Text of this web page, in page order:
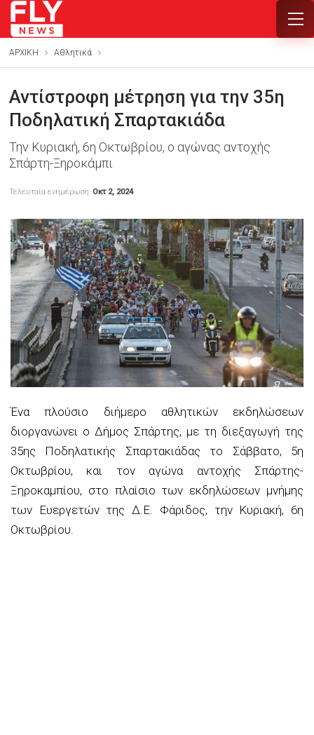
ΑΡΧΙΚΗ Αθλητικά
Αντίστροφη μέτρηση για την 35η
Ποδηλατική Σπαρτακιάδα
Την Κυριακή, 6η Οκτωβρίου, ο αγώνας αντοχής
Σπάρτη-Ξηροκάμπι
Τελευταία ενημέρωση Οκτ 2, 2024
Ένα πλούσιο διήμερο αθλητικών εκδηλώσεων
διοργανώνει ο Δήμος Σπάρτης, με τη διεξαγωγή της
35ης Ποδηλατικής Σπαρτακιάδας το Σάββατο, 5η
Οκτωβρίου, και τον αγώνα αντοχής Σπάρτης-
Ξηροκαμπίου, στο πλαίσιο των εκδηλώσεων μνήμης
των Ευεργετών της Δ.Ε. Φάριδος, την Κυριακή, 6η
Οκτωβρίου.